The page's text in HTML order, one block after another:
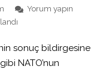
Yorum yapın
sonuç bildirgesine
NATO’nun